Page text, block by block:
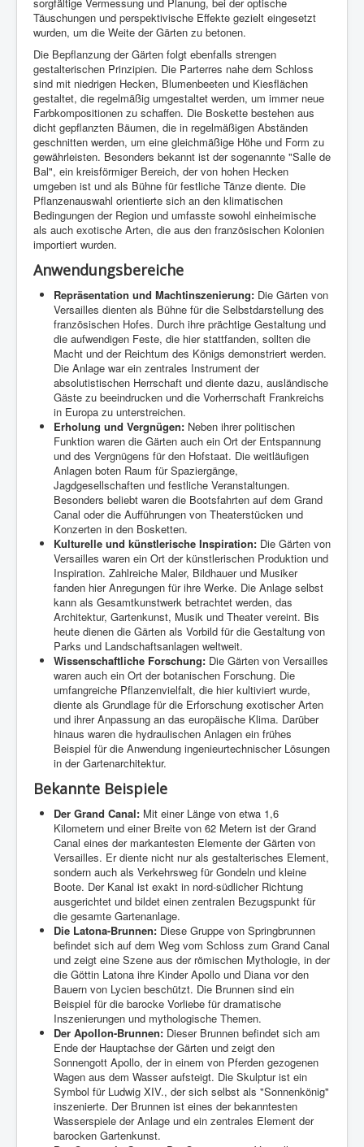
Täuschungen und perspektivische Effekte gezielt eingesetzt
wurden, um die Weite der Gärten zu betonen.
Die Bepflanzung der Gärten folgt ebenfalls strengen
gestalterischen Prinzipien. Die Parterres nahe dem Schloss
sind mit niedrigen Hecken, Blumenbeeten und Kiesflächen
gestaltet, die regelmäßig umgestaltet werden, um immer neue
Farbkompositionen zu schaffen. Die Boskette bestehen aus
dicht gepflanzten Bäumen, die in regelmäßigen Abständen
geschnitten werden, um eine gleichmäßige Höhe und Form zu
gewährleisten. Besonders bekannt ist der sogenannte "Salle de
Bal", ein kreisförmiger Bereich, der von hohen Hecken
umgeben ist und als Bühne für festliche Tänze diente. Die
Pflanzenauswahl orientierte sich an den klimatischen
Bedingungen der Region und umfasste sowohl einheimische
als auch exotische Arten, die aus den französischen Kolonien
importiert wurden.
Anwendungsbereiche
Repräsentation und Machtinszenierung: Die Gärten von
Versailles dienten als Bühne für die Selbstdarstellung des
französischen Hofes. Durch ihre prächtige Gestaltung und
die aufwendigen Feste, die hier stattfanden, sollten die
Macht und der Reichtum des Königs demonstriert werden.
Die Anlage war ein zentrales Instrument der
absolutistischen Herrschaft und diente dazu, ausländische
Gäste zu beeindrucken und die Vorherrschaft Frankreichs
in Europa zu unterstreichen.
Erholung und Vergnügen: Neben ihrer politischen
Funktion waren die Gärten auch ein Ort der Entspannung
und des Vergnügens für den Hofstaat. Die weitläufigen
Anlagen boten Raum für Spaziergänge,
Jagdgesellschaften und festliche Veranstaltungen.
Besonders beliebt waren die Bootsfahrten auf dem Grand
Canal oder die Aufführungen von Theaterstücken und
Konzerten in den Bosketten.
Kulturelle und künstlerische Inspiration: Die Gärten von
Versailles waren ein Ort der künstlerischen Produktion und
Inspiration. Zahlreiche Maler, Bildhauer und Musiker
fanden hier Anregungen für ihre Werke. Die Anlage selbst
kann als Gesamtkunstwerk betrachtet werden, das
Architektur, Gartenkunst, Musik und Theater vereint. Bis
heute dienen die Gärten als Vorbild für die Gestaltung von
Parks und Landschaftsanlagen weltweit.
Wissenschaftliche Forschung: Die Gärten von Versailles
waren auch ein Ort der botanischen Forschung. Die
umfangreiche Pflanzenvielfalt, die hier kultiviert wurde,
diente als Grundlage für die Erforschung exotischer Arten
und ihrer Anpassung an das europäische Klima. Darüber
hinaus waren die hydraulischen Anlagen ein frühes
Beispiel für die Anwendung ingenieurtechnischer Lösungen
in der Gartenarchitektur.
Bekannte Beispiele
Der Grand Canal: Mit einer Länge von etwa 1,6
Kilometern und einer Breite von 62 Metern ist der Grand
Canal eines der markantesten Elemente der Gärten von
Versailles. Er diente nicht nur als gestalterisches Element,
sondern auch als Verkehrsweg für Gondeln und kleine
Boote. Der Kanal ist exakt in nord-südlicher Richtung
ausgerichtet und bildet einen zentralen Bezugspunkt für
die gesamte Gartenanlage.
Die Latona-Brunnen: Diese Gruppe von Springbrunnen
befindet sich auf dem Weg vom Schloss zum Grand Canal
und zeigt eine Szene aus der römischen Mythologie, in der
die Göttin Latona ihre Kinder Apollo und Diana vor den
Bauern von Lycien beschützt. Die Brunnen sind ein
Beispiel für die barocke Vorliebe für dramatische
Inszenierungen und mythologische Themen.
Der Apollon-Brunnen: Dieser Brunnen befindet sich am
Ende der Hauptachse der Gärten und zeigt den
Sonnengott Apollo, der in einem von Pferden gezogenen
Wagen aus dem Wasser aufsteigt. Die Skulptur ist ein
Symbol für Ludwig XIV., der sich selbst als "Sonnenkönig"
inszenierte. Der Brunnen ist eines der bekanntesten
Wasserspiele der Anlage und ein zentrales Element der
barocken Gartenkunst.